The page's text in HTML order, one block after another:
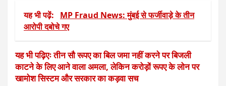
यह भी पढ़ें:
MP Fraud News: मुंबई से फर्जीवाड़े के तीन
आरोपी दबोचे गए
यह भी पढ़िएः तीन सौ रूपए का बिल जमा नहीं करने पर बिजली
काटने के लिए आने वाला अमला, लेकिन करोड़ों रूपए के लोन पर
खामोश सिस्टम और सरकार का कड़वा सच